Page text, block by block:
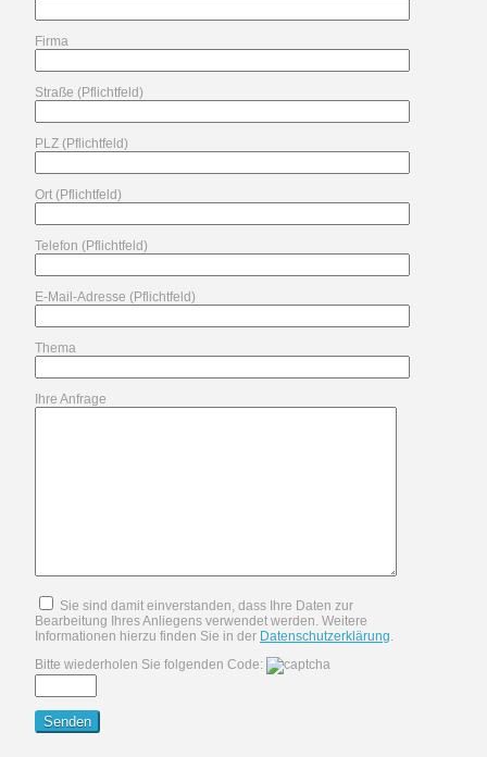
Firma
Straße (Pflichtfeld)
PLZ (Pflichtfeld)
Ort (Pflichtfeld)
Telefon (Pflichtfeld)
E-Mail-Adresse (Pflichtfeld)
Thema
Ihre Anfrage
Sie sind damit einverstanden, dass Ihre Daten zur
Bearbeitung Ihres Anliegens verwendet werden. Weitere
Informationen hierzu finden Sie in der Datenschutzerklärung.
Bitte wiederholen Sie folgenden Code: